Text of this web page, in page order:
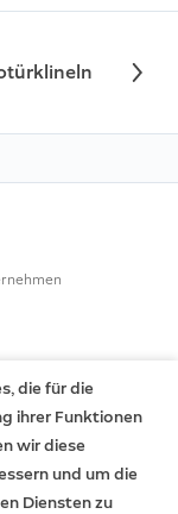
die für die
ihrer Funktionen
wir diese
und um die
Diensten zu